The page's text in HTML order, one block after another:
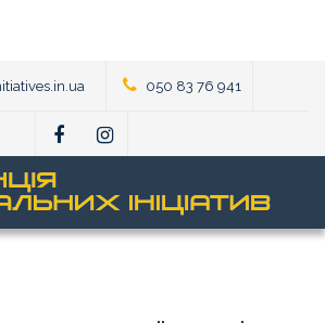
050 83 76 941